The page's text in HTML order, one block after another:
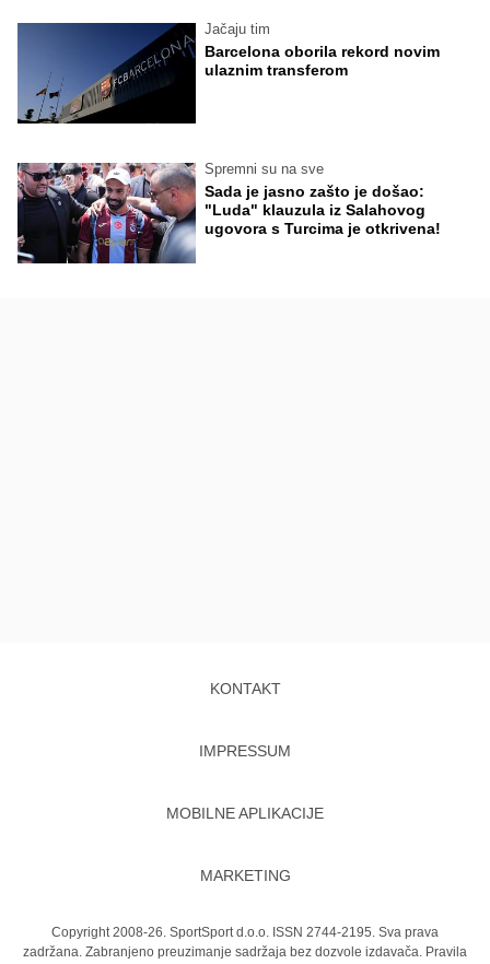
Jačaju tim
Barcelona oborila rekord novim
ulaznim transferom
Spremni su na sve
Sada je jasno zašto je došao:
"Luda" klauzula iz Salahovog
ugovora s Turcima je otkrivena!
KONTAKT
IMPRESSUM
MOBILNE APLIKACIJE
MARKETING
Copyright 2008-26. SportSport d.o.o. ISSN 2744-2195. Sva prava
zadržana. Zabranjeno preuzimanje sadržaja bez dozvole izdavača. Pravila